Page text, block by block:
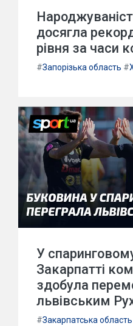
досягла
рівня за часи
#Запорізька область #
У
Закарпатті
здобула
львівським
#Закарпатська область